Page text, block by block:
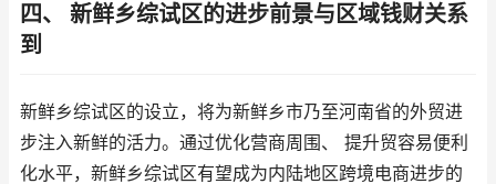
四、 新鲜乡综试区的进步前景与区域钱财关系
到
新鲜乡综试区的设立，将为新鲜乡市乃至河南省的外贸进
步注入新鲜的活力。通过优化营商周围、 提升贸容易便利
化水平，新鲜乡综试区有望成为内陆地区跨境电商进步的